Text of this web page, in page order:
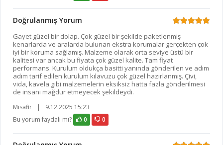
Doğrulanmış Yorum
Gayet güzel bir dolap. Çok güzel bir şekilde paketlenmiş
kenarlarda ve aralarda bulunan ekstra korumalar gerçekten çok
iyi bir koruma sağlamış. Malzeme olarak orta seviye üstü bir
kalitesi var ancak bu fiyata çok güzel kalite. Tam fiyat
performans. Kurulum oldukça basitti yanında gönderilen ve adım
adım tarif edilen kurulum kılavuzu çok güzel hazırlanmış. Çivi,
vida, kavela gibi malzemelerin eksiksiz hatta fazla gönderilmesi
de insanı mağdur etmeyecek şekildeydi.
Misafir |
9.12.2025 15:23
Bu yorum faydalı mı?
0 0